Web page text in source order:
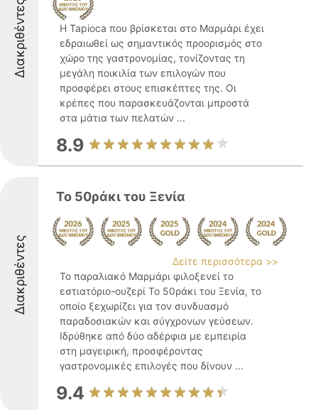
Διακριθέντες
Η Tapioca που βρίσκεται στο Μαρμάρι έχει
εδραιωθεί ως σημαντικός προορισμός στο
χώρο της γαστρονομίας, τονίζοντας τη
μεγάλη ποικιλία των επιλογών που
προσφέρει στους επισκέπτες της. Οι
κρέπες που παρασκευάζονται μπροστά
στα μάτια των πελατών ...
8.9
Διακριθέντες
Το 50ράκι του Ξενία
Δείτε περισσότερα >>
Το παραλιακό Μαρμάρι φιλοξενεί το
εστιατόριο-ουζερί Το 50ράκι του Ξενία, το
οποίο ξεχωρίζει για τον συνδυασμό
παραδοσιακών και σύγχρονων γεύσεων.
Ιδρύθηκε από δύο αδέρφια με εμπειρία
στη μαγειρική, προσφέροντας
γαστρονομικές επιλογές που δίνουν ...
9.4